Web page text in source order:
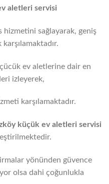
aletleri servisi
hizmetini sağlayarak, geniş
ev aletlerine dair en
izleyerek,
karşılamaktadır.
küçük ev aletleri servisi
yönünden güvence
olsa dahi çoğunlukla